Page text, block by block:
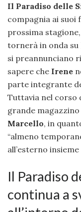
Il Paradiso delle
compagnia ai suoi
prossima
tornerà in onda su
si preannunciano
sapere che Irene
parte integrante
Tuttavia nel corso
grande
Marcello, in
“almeno
all’esterno
Il Paradiso
continua a